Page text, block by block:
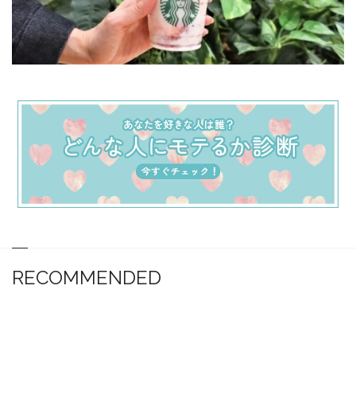
RECOMMENDED